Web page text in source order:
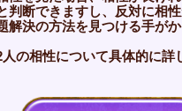
判断できますし、反対に相
解決の方法を見つける手がか
の相性について具体的に詳